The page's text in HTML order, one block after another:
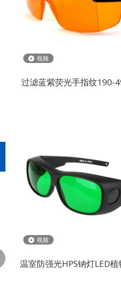
视频
过滤蓝紫荧光手指纹190-
视频
温室防强光HPS钠灯LED植